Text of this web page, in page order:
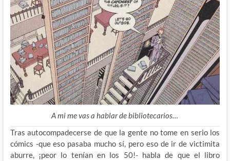
A mi me vas a hablar de bibliotecarios…
Tras autocompadecerse de que la gente no tome en serio los
cómics -que eso pasaba mucho sí, pero eso de ir de victimita
aburre, ¡peor lo tenían en los 50!- habla de que el libro